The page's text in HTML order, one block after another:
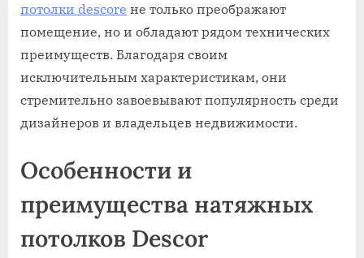
потолки descore не только преображают
помещение, но и обладают рядом технических
преимуществ. Благодаря своим
исключительным характеристикам, они
стремительно завоевывают популярность среди
дизайнеров и владельцев недвижимости.
Особенности и
преимущества натяжных
потолков Descor